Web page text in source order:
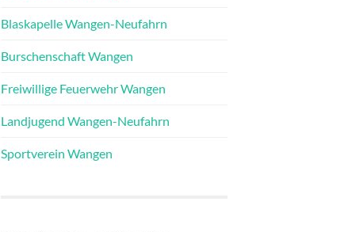
Blaskapelle Wangen-Neufahrn
Burschenschaft Wangen
Freiwillige Feuerwehr Wangen
Landjugend Wangen-Neufahrn
Sportverein Wangen